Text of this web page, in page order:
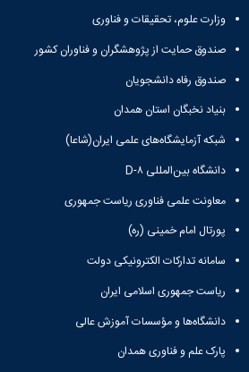
وزارت علوم، تحقیقات و فناوری
صندوق حمایت از پژوهشگران و فناوران کشور
صندوق رفاه دانشجویان
بنیاد نخبگان استان همدان
شبکه آزمایشگاه‌های علمی ایران(شاعا)
دانشگاه بین‌المللی D-۸
معاونت علمی فناوری ریاست جمهوری
پورتال امام خمینی (ره)
سامانه تدارکات الکترونیکی دولت
ریاست جمهوری اسلامی ایران
دانشگاه‌ها و مؤسسات آموزش عالی
پارک علم و فناوری همدان